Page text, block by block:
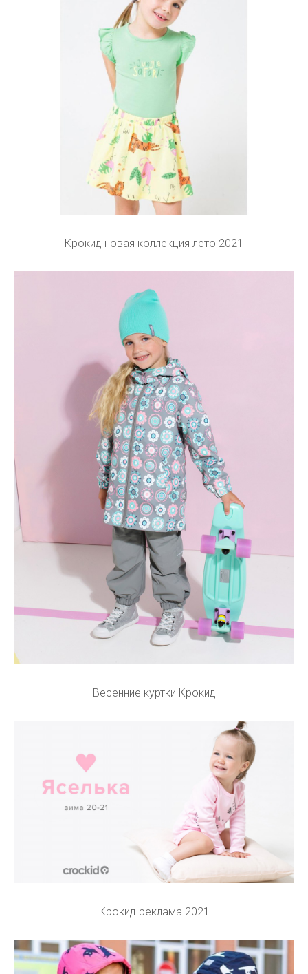
Крокид новая коллекция лето 2021
Весенние куртки Крокид
Крокид реклама 2021